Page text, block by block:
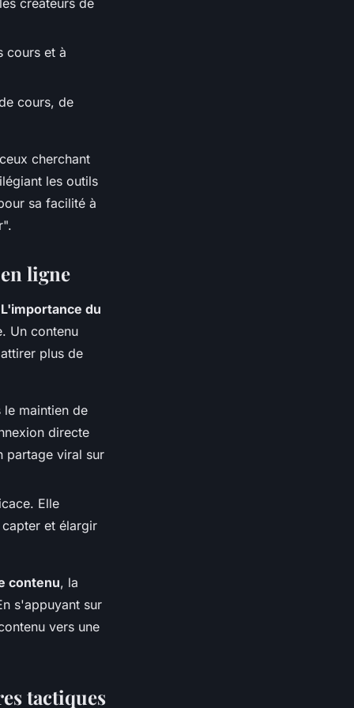
cours et à
cours, de
cherchant
les outils
sa facilité à
ligne
L'importance du
Un contenu
plus de
maintien de
directe
partage viral sur
Elle
et élargir
contenu, la
s'appuyant sur
vers une
tactiques